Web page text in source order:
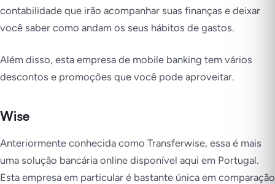
contabilidade que irão acompanhar suas finanças e deixar
você saber como andam os seus hábitos de gastos.
Além disso, esta empresa de mobile banking tem vários
descontos e promoções que você pode aproveitar.
Wise
Anteriormente conhecida como Transferwise, essa é mais
uma solução bancária online disponível aqui em Portugal.
Esta empresa em particular é bastante única em comparação